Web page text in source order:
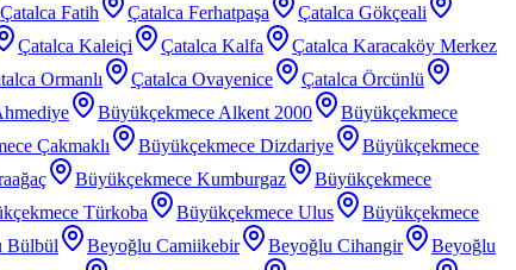
Çatalca Fatih Çatalca Ferhatpaşa
Çatalca Gökçeali
Çatalca Kaleiçi Çatalca Kalfa
Çatalca Karacaköy Merkez
Ormanlı Çatalca Ovayenice
Çatalca Örcünlü
Büyükçekmece Alkent 2000
Büyükçekmece
Çakmaklı Büyükçekmece Dizdariye
Büyükçekmece
Büyükçekmece Kumburgaz
Büyükçekmece
Türkoba Büyükçekmece Ulus
Büyükçekmece
Bülbül Beyoğlu Camiikebir Beyoğlu Cihangir
Beyoğlu